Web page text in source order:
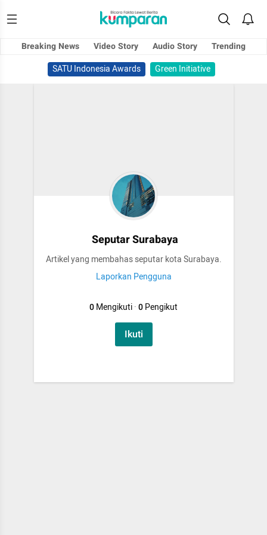
Breaking News Video Story Audio Story
Trending
SATU Indonesia Awards
Green Initiative
Seputar Surabaya
Artikel yang membahas seputar kota Surabaya.
Laporkan Pengguna
0Mengikuti·0Pengikut
Ikuti